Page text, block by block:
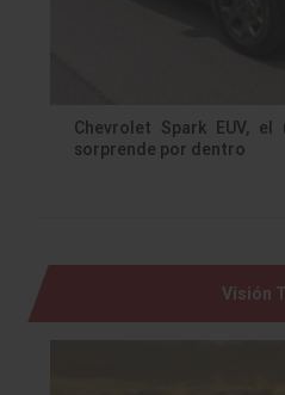
Chevrolet Spark EUV,
sorprende por dentro
Visión